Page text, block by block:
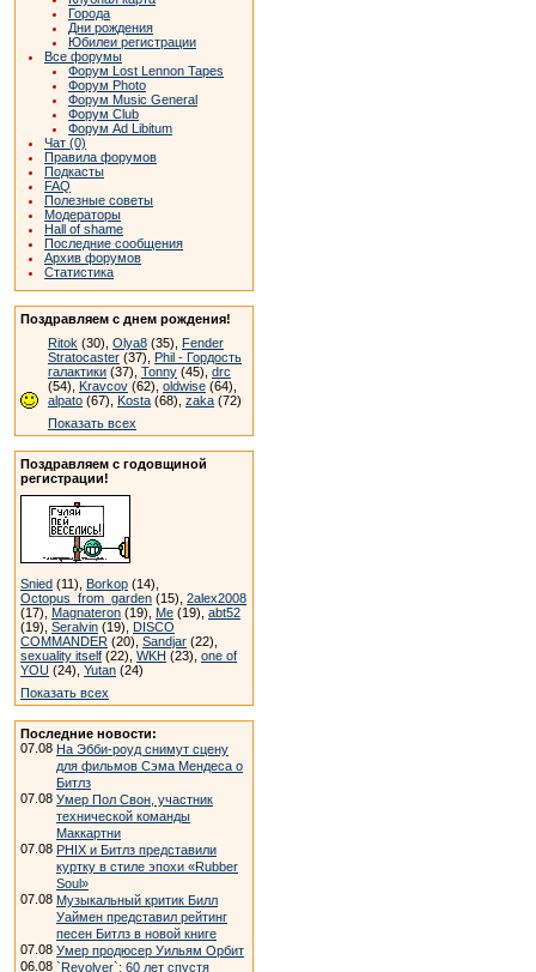
Города
Дни рождения
Юбилеи регистрации
Все форумы
Форум Lost Lennon Tapes
Форум Photo
Форум Music General
Форум Club
Форум Ad Libitum
Чат (0)
Правила форумов
Подкасты
FAQ
Полезные советы
Модераторы
Hall of shame
Последние сообщения
Архив форумов
Статистика
Поздравляем с днем рождения!
Ritok (30), Olya8 (35), Fender
Stratocaster (37), Phil - Гордость
галактики (37), Tonny (45), drc
(54), Kravcov (62), oldwise (64),
alpato (67), Kosta (68), zaka (72)
Показать всех
Поздравляем с годовщиной
регистрации!
Snied (11), Borkop (14),
Octopus_from_garden (15), 2alex2008
(17), Magnateron (19), Me (19), abt52
(19), Seralvin (19), DISCO
COMMANDER (20), Sandjar (22),
sexuality itself (22), WKH (23), one of
YOU (24), Yutan (24)
Показать всех
Последние новости:
07.08 На Эбби-роуд снимут сцену
для фильмов Сэма Мендеса о
Битлз
07.08 Умер Пол Свон, участник
технической команды
Маккартни
07.08 PHIX и Битлз представили
куртку в стиле эпохи «Rubber
Soul»
07.08 Музыкальный критик Билл
Уаймен представил рейтинг
песен Битлз в новой книге
07.08 Умер продюсер Уильям Орбит
06.08 `Revolver`: 60 лет спустя